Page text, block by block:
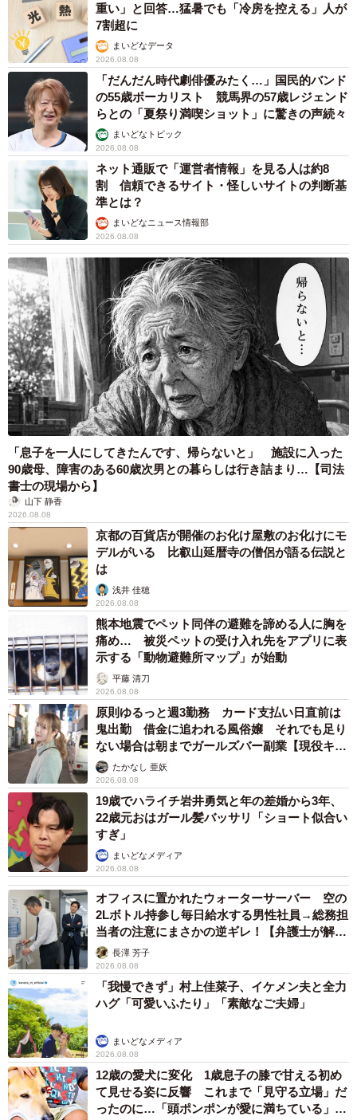
重い」と回答…猛暑でも「冷房を控える」人が
7割超に
まいどなデータ
2026.08.08
「だんだん時代劇俳優みたく…」国民的バンド
の55歳ボーカリスト 競馬界の57歳レジェンド
らとの「夏祭り満喫ショット」に驚きの声続々
まいどなトピック
2026.08.08
ネット通販で「運営者情報」を見る人は約8
割 信頼できるサイト・怪しいサイトの判断基
準とは？
まいどなニュース情報部
2026.08.08
「息子を一人にしてきたんです、帰らないと」 施設に入った
90歳母、障害のある60歳次男との暮らしは行き詰まり…【司法
書士の現場から】
山下 静香
2026.08.08
京都の百貨店が開催のお化け屋敷のお化けにモ
デルがいる 比叡山延暦寺の僧侶が語る伝説と
は
浅井 佳穂
2026.08.08
熊本地震でペット同伴の避難を諦める人に胸を
痛め… 被災ペットの受け入れ先をアプリに表
示する「動物避難所マップ」が始動
平藤 清刀
2026.08.08
原則ゆるっと週3勤務 カード支払い日直前は
鬼出勤 借金に追われる風俗嬢 それでも足り
ない場合は朝までガールズバー副業【現役キャ
ストに取材】
たかなし 亜妖
2026.08.08
19歳でハライチ岩井勇気と年の差婚から3年、
22歳元おはガール髪バッサリ「ショート似合い
すぎ」
まいどなメディア
2026.08.08
オフィスに置かれたウォーターサーバー 空の
2Lボトル持参し毎日給水する男性社員→総務担
当者の注意にまさかの逆ギレ！【弁護士が解
説】長澤 芳子
2026.08.08
「我慢できず」村上佳菜子、イケメン夫と全力
ハグ「可愛いふたり」「素敵なご夫婦」
まいどなメディア
2026.08.08
12歳の愛犬に変化 1歳息子の膝で甘える初め
て見せる姿に反響 これまで「見守る立場」だ
ったのに…「頭ポンポンが愛に満ちている」